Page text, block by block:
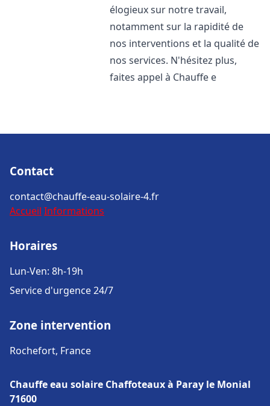
élogieux sur notre travail,
notamment sur la rapidité de
nos interventions et la qualité de
nos services. N'hésitez plus,
faites appel à Chauffe e
Contact
contact@chauffe-eau-solaire-4.fr
Accueil Informations
Horaires
Lun-Ven: 8h-19h
Service d'urgence 24/7
Zone intervention
Rochefort, France
Chauffe eau solaire Chaffoteaux à Paray le Monial
71600